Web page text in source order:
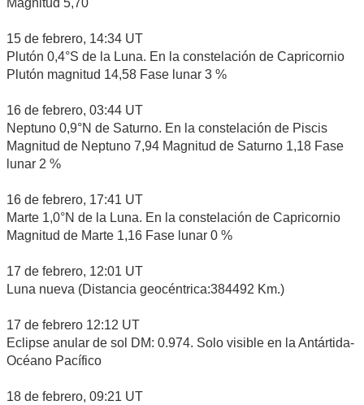
15 de febrero, 14:34 UT
Plutón 0,4°S de la Luna. En la constelación de Capricornio
Plutón magnitud 14,58 Fase lunar 3 %
16 de febrero, 03:44 UT
Neptuno 0,9°N de Saturno. En la constelación de Piscis
Magnitud de Neptuno 7,94 Magnitud de Saturno 1,18 Fase
lunar 2 %
16 de febrero, 17:41 UT
Marte 1,0°N de la Luna. En la constelación de Capricornio
Magnitud de Marte 1,16 Fase lunar 0 %
17 de febrero, 12:01 UT
Luna nueva (Distancia geocéntrica:384492 Km.)
17 de febrero 12:12 UT
Eclipse anular de sol DM: 0.974. Solo visible en la Antártida-
Océano Pacífico
18 de febrero, 09:21 UT